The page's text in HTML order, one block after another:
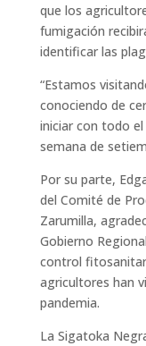
que los
fumigación
identificar las
“Estamos
conociendo de
iniciar con todo
semana de
Por su parte,
del Comité de
Zarumilla,
Gobierno
control
agricultores han
pandemia.
La Sigatoka